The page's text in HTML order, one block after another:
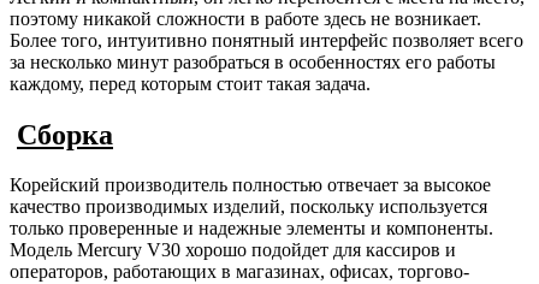
поэтому никакой сложности в работе здесь не возникает.
Более того, интуитивно понятный интерфейс позволяет всего
за несколько минут разобраться в особенностях его работы
каждому, перед которым стоит такая задача.
Сборка
Корейский производитель полностью отвечает за высокое
качество производимых изделий, поскольку используется
только проверенные и надежные элементы и компоненты.
Модель Mercury V30 хорошо подойдет для кассиров и
операторов, работающих в магазинах, офисах, торгово-